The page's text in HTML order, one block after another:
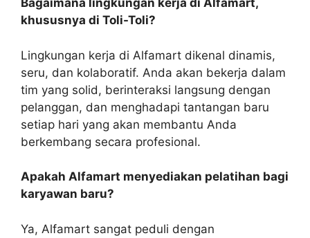
Bagaimana lingkungan kerja di Alfamart,
khususnya di Toli-Toli?
Lingkungan kerja di Alfamart dikenal dinamis,
seru, dan kolaboratif. Anda akan bekerja dalam
tim yang solid, berinteraksi langsung dengan
pelanggan, dan menghadapi tantangan baru
setiap hari yang akan membantu Anda
berkembang secara profesional.
Apakah Alfamart menyediakan pelatihan bagi
karyawan baru?
Ya, Alfamart sangat peduli dengan